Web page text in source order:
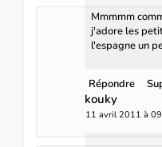
Mmmmm
j'adore les
l'espagne un
Répondre
kouky
11 avril 2011 à